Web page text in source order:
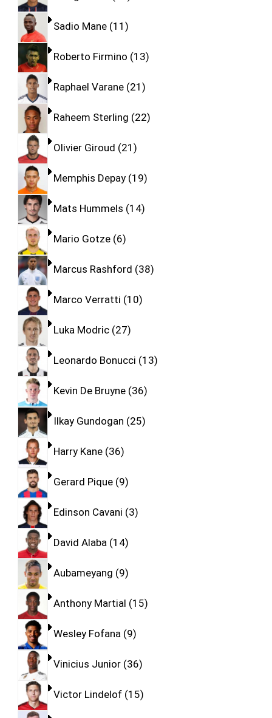
Sadio Mane 11
Roberto Firmino 13
Raphael Varane 21
Raheem Sterling 22
Olivier Giroud 21
Memphis Depay 19
Mats Hummels 14
Mario Gotze 6
Marcus Rashford 38
Marco Verratti 10
Luka Modric 27
Leonardo Bonucci 13
Kevin De Bruyne 36
Ilkay Gundogan 25
Harry Kane 36
Gerard Pique 9
Edinson Cavani 3
David Alaba 14
Aubameyang 9
Anthony Martial 15
Wesley Fofana 9
Vinicius Junior 36
Victor Lindelof 15